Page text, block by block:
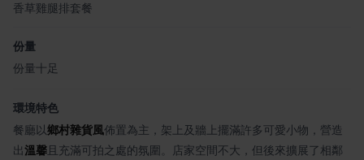
香草雞腿排套餐
份量
份量十足
環境特色
餐廳以鄉村雜貨風佈置為主，架上及牆上擺滿許多可愛小物，營造
出溫馨 且充滿可拍之處的氛圍。店家空間不大，但後來擴展了相鄰